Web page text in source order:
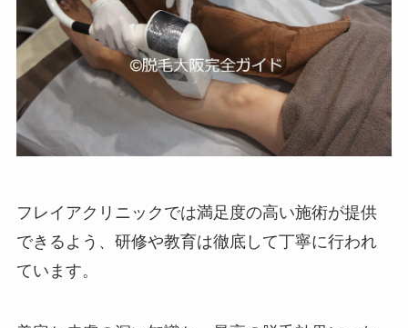
フレイアクリニックでは満足度の高い施術が提供
できるよう、研修や教育は徹底して丁寧に行われ
ています。